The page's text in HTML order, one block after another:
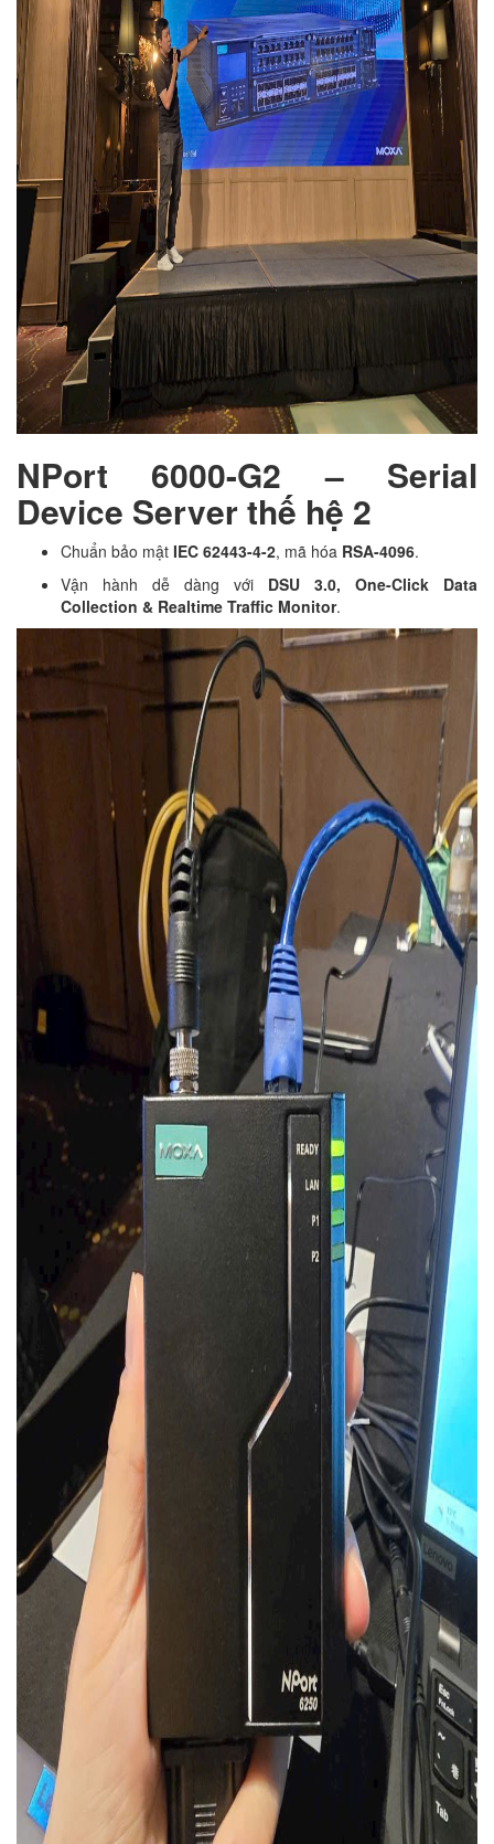
NPort 6000-G2 – Serial
Device Server thế hệ 2
Chuẩn bảo mật IEC 62443-4-2, mã hóa RSA-4096.
Vận hành dễ dàng với DSU 3.0, One-Click Data
Collection & Realtime Traffic Monitor.